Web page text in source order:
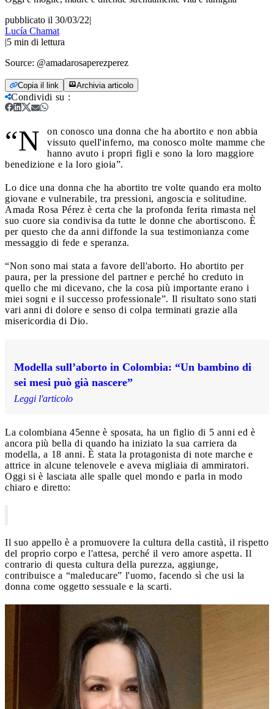
pubblicato il 30/03/22|
Lucía Chamat
|5 min di lettura
Source: @amadarosaperezperez
Copia il link Archivia articolo
Condividi su :
“N
on conosco una donna che ha abortito e non abbia
vissuto quell'inferno, ma conosco molte mamme che
hanno avuto i propri figli e sono la loro maggiore
benedizione e la loro gioia”.
Lo dice una donna che ha abortito tre volte quando era molto
giovane e vulnerabile, tra pressioni, angoscia e solitudine.
Amada Rosa Pérez è certa che la profonda ferita rimasta nel
suo cuore sia condivisa da tutte le donne che abortiscono. È
per questo che da anni diffonde la sua testimonianza come
messaggio di fede e speranza.
“Non sono mai stata a favore dell'aborto. Ho abortito per
paura, per la pressione del partner e perché ho creduto in
quello che mi dicevano, che la cosa più importante erano i
miei sogni e il successo professionale”. Il risultato sono stati
vari anni di dolore e senso di colpa terminati grazie alla
misericordia di Dio.
Modella sull’aborto in Colombia: “Un bambino di
sei mesi può già nascere”
Leggi l'articolo
La colombiana 45enne è sposata, ha un figlio di 5 anni ed è
ancora più bella di quando ha iniziato la sua carriera da
modella, a 18 anni. È stata la protagonista di note marche e
attrice in alcune telenovele e aveva migliaia di ammiratori.
Oggi si è lasciata alle spalle quel mondo e parla in modo
chiaro e diretto:
Il suo appello è a promuovere la cultura della castità, il rispetto
del proprio corpo e l'attesa, perché il vero amore aspetta. Il
contrario di questa cultura della purezza, aggiunge,
contribuisce a “maleducare” l'uomo, facendo sì che usi la
donna come oggetto sessuale e la scarti.